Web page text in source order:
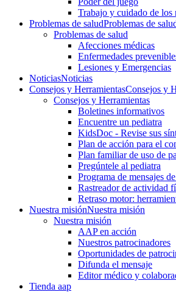
Trabajo y cuidado de los
Problemas de saludProblemas de
Problemas de salud
Afecciones médicas
Enfermedades
Lesiones y Emergencias
NoticiasNoticias
Consejos y HerramientasConsejos y
Consejos y Herramientas
Boletines informativos
Encuentre un pediatra
KidsDoc - Revise sus
Plan de acción para el
Plan familiar de uso de
Pregúntele al pediatra
Programa de mensajes
Rastre​​ador de activida​d
Retraso motor:
Nuestra misiónNuestra misión
Nuestra misión
AAP en acción
Nuestros patrocinadores
Oportunidades de
Difunda el mensaje
Editor médico y
Tienda aap